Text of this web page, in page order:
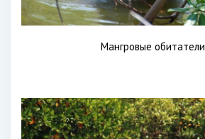
Мангровые обитатели